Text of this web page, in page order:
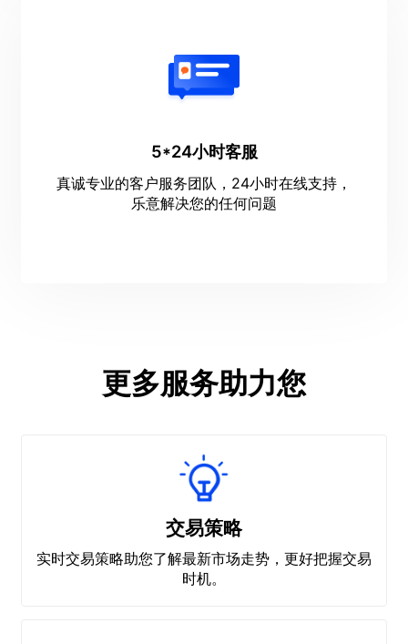
5*24小时客服
真诚专业的客户服务团队，24小时在线支持，
乐意解决您的任何问题
更多服务助力您
交易策略
实时交易策略助您了解最新市场走势，更好把握交易
时机。